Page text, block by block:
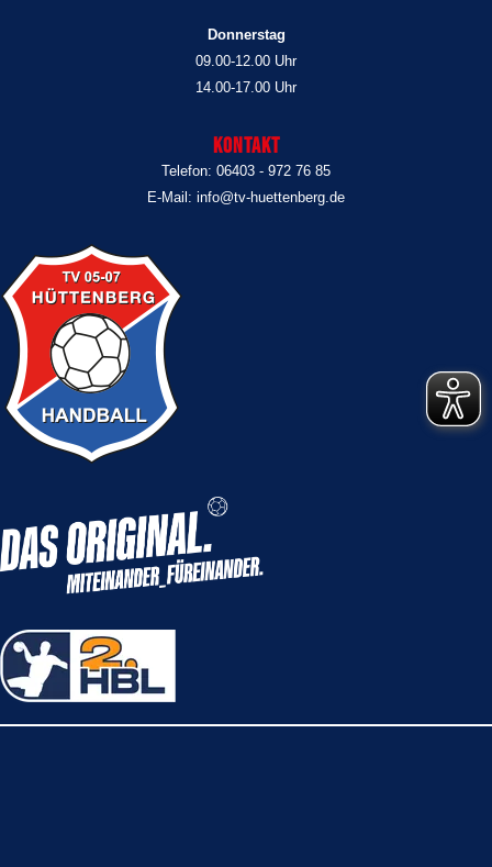
Donnerstag
09.00-12.00 Uhr
14.00-17.00 Uhr
Kontakt
Telefon: 06403 - 972 76 85
E-Mail: info@tv-huettenberg.de